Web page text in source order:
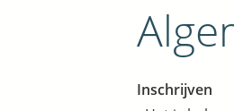
Inschrijven